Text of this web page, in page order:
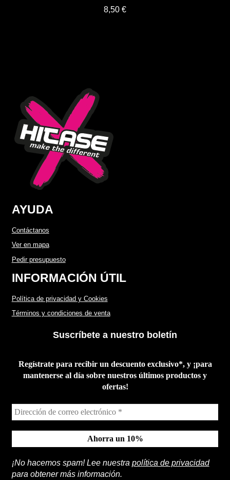
8,50 €
AYUDA
Contáctanos
Ver en mapa
Pedir presupuesto
INFORMACIÓN ÚTIL
Política de privacidad y Cookies
Términos y condiciones de venta
Suscríbete a nuestro boletín
Regístrate para recibir un descuento exclusivo*, y ¡para
mantenerse al día sobre nuestros últimos productos y
ofertas!
¡No hacemos spam! Lee nuestra política de privacidad
para obtener más información.